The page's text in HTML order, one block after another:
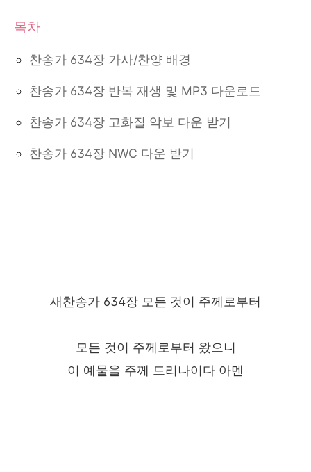
찬송가 634장 가사/찬양 배경
찬송가 634장 반복 재생 및 MP3 다운로드
찬송가 634장 고화질 악보 다운 받기
찬송가 634장 NWC 다운 받기
새찬송가 634장 모든 것이 주께로부터
모든 것이 주께로부터 왔으니
이 예물을 주께 드리나이다 아멘